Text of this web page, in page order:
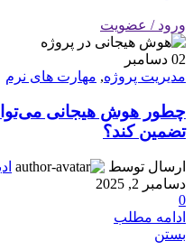
ورود / عضویت
02 دسامبر
مدیریت پروژه, مهارت های نرم
چطور هوش هیجانی
تضمین کند؟
ارسال توسط
دسامبر 2, 2025
0
ادامه مطلب
بستن